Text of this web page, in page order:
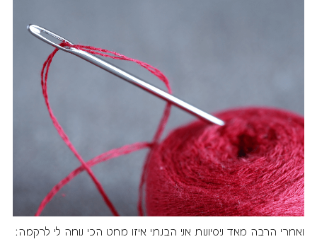
ואחרי הרבה מאד ניסיונות אני הבנתי איזו מחט הכי נוחה לי לרקמה: